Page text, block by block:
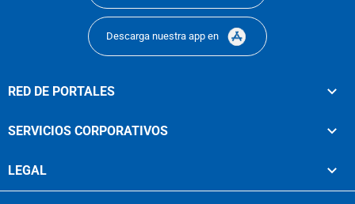
Descarga nuestra app en
RED DE PORTALES
SERVICIOS CORPORATIVOS
LEGAL